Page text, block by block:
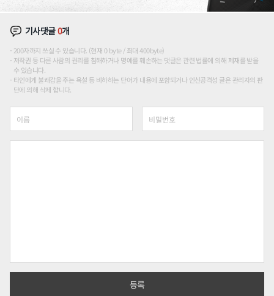
기사댓글0개
200자까지 쓰실 수 있습니다. (현재 0 byte / 최대 400byte)
저작권 등 다른 사람의 권리를 침해하거나 명예를 훼손하는 댓글은 관련 법률에 의해 제재를 받을
수 있습니다.
타인에게 불쾌감을 주는 욕설 등 비하하는 단어가 내용에 포함되거나 인신공격성 글은 관리자의 판
단에 의해 삭제 합니다.